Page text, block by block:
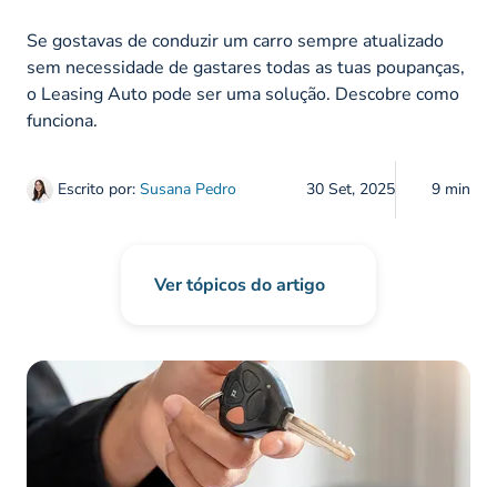
Escrito por: Susana Pedro 30 Set, 2025 9 min
Se gostavas de conduzir um carro sempre atualizado
sem necessidade de gastares todas as tuas poupanças,
o Leasing Auto pode ser uma solução. Descobre como
funciona.
Ver tópicos do artigo